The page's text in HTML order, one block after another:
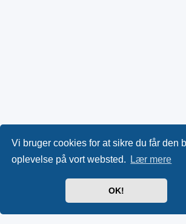
Vi bruger cookies for at sikre du får den
oplevelse på vort websted.
Lær mere
OK!